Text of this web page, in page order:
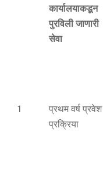
कार्यालयाकडून
पुरविली जाणारी
सेवा
1
प्रथम वर्ष प्रवेश
प्रक्रिया